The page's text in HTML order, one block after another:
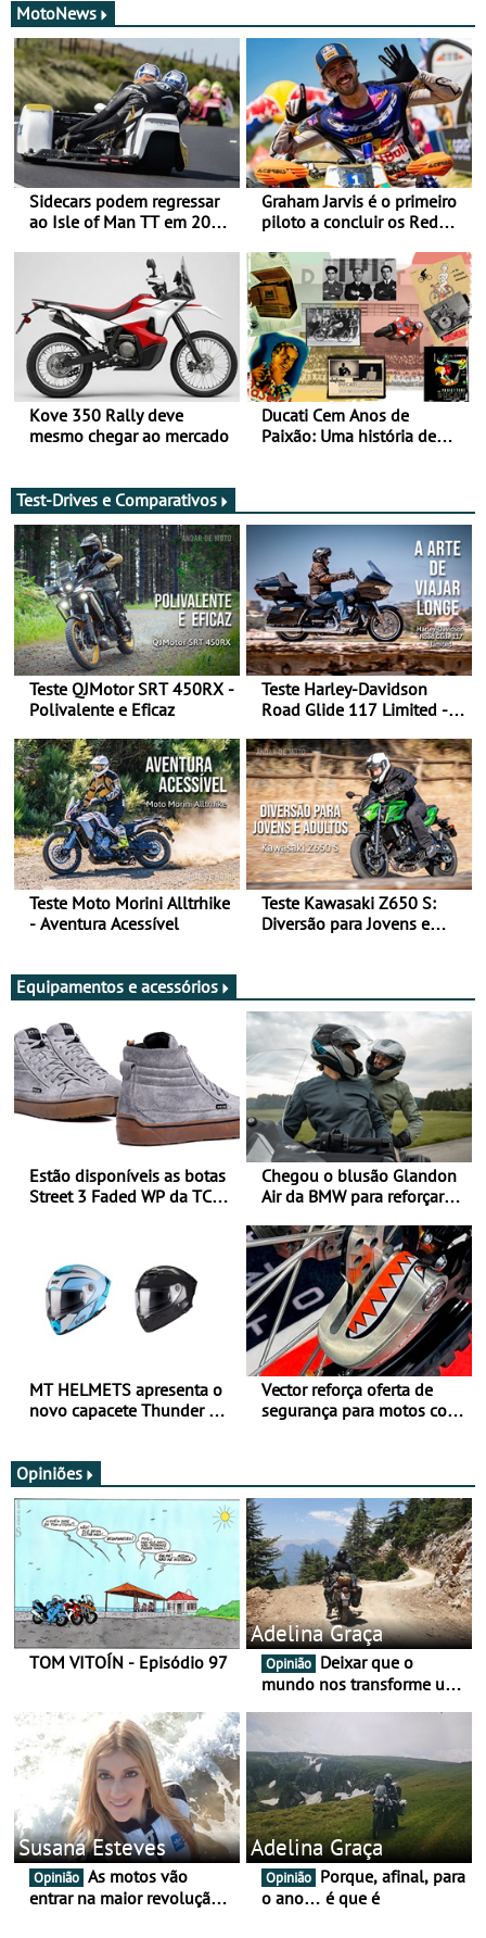
MotoNews
Sidecars podem regressar
ao Isle of Man TT em 2027
Graham Jarvis é o primeiro
piloto a concluir os Red
moto elétrica
Kove 350 Rally deve
mesmo chegar ao mercado
Ducati Cem Anos de
Paixão: Uma história de
Test-Drives e Comparativos
Teste QJMotor SRT 450RX -
Polivalente e Eficaz
Teste Harley-Davidson
Road Glide 117 Limited - A
Teste Moto Morini Alltrhike
- Aventura Acessível
Teste Kawasaki Z650 S:
Diversão para Jovens e
Equipamentos e acessórios
Estão disponíveis as botas
Street 3 Faded WP da TCX
Chegou o blusão Glandon
Air da BMW para reforçar
verão
MT HELMETS apresenta o
novo capacete Thunder 4 R
Vector reforça oferta de
segurança para motos com
Opiniões
TOM VITOÍN - Episódio 97
Adelina Graça
Opinião
mundo nos transforme um
Susana Esteves
Opinião
entrar na maior revolução
Adelina Graça
Opinião
o ano… é que é